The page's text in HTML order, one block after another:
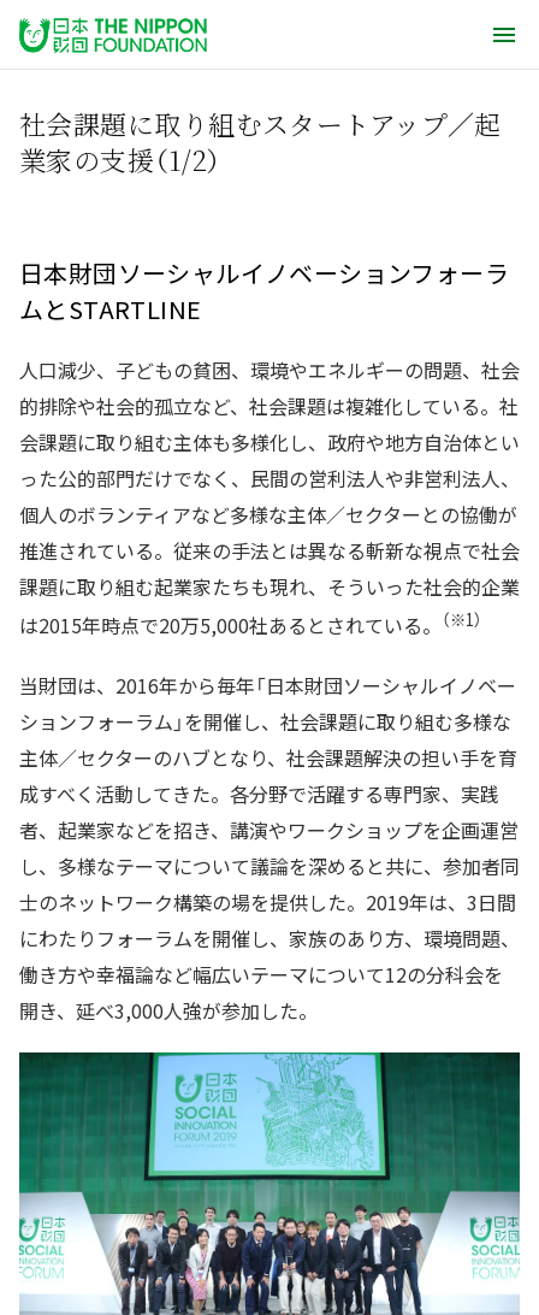
社会課題に取り組むスタートアップ／起
業家の支援（1/2）
日本財団ソーシャルイノベーションフォーラ
ムとSTARTLINE
人口減少、子どもの貧困、環境やエネルギーの問題、社会
的排除や社会的孤立など、社会課題は複雑化している。社
会課題に取り組む主体も多様化し、政府や地方自治体とい
った公的部門だけでなく、民間の営利法人や非営利法人、
個人のボランティアなど多様な主体／セクターとの協働が
推進されている。従来の手法とは異なる斬新な視点で社会
課題に取り組む起業家たちも現れ、そういった社会的企業
は2015年時点で20万5,000社あるとされている。
（※1）
当財団は、2016年から毎年「日本財団ソーシャルイノベー
ションフォーラム」を開催し、社会課題に取り組む多様な
主体／セクターのハブとなり、社会課題解決の担い手を育
成すべく活動してきた。各分野で活躍する専門家、実践
者、起業家などを招き、講演やワークショップを企画運営
し、多様なテーマについて議論を深めると共に、参加者同
士のネットワーク構築の場を提供した。2019年は、3日間
にわたりフォーラムを開催し、家族のあり方、環境問題、
働き方や幸福論など幅広いテーマについて12の分科会を
開き、延べ3,000人強が参加した。